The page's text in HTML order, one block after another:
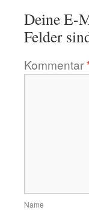
Deine E-
Felder
Kommentar
Name